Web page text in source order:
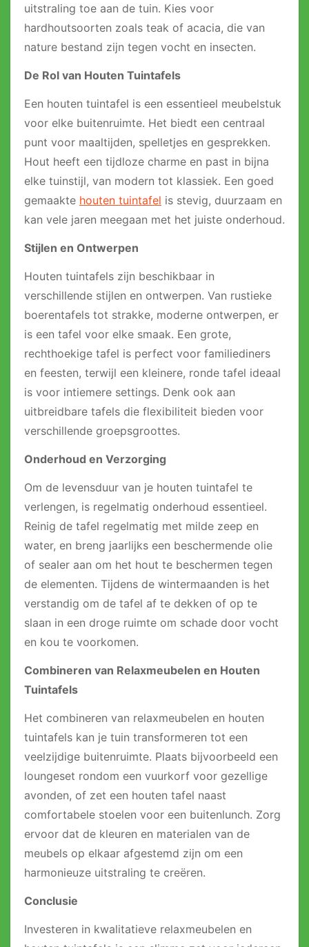
uitstraling toe aan de tuin. Kies voor
hardhoutsoorten zoals teak of acacia, die van
nature bestand zijn tegen vocht en insecten.
De Rol van Houten Tuintafels
Een houten tuintafel is een essentieel meubelstuk
voor elke buitenruimte. Het biedt een centraal
punt voor maaltijden, spelletjes en gesprekken.
Hout heeft een tijdloze charme en past in bijna
elke tuinstijl, van modern tot klassiek. Een goed
gemaakte houten tuintafel is stevig, duurzaam en
kan vele jaren meegaan met het juiste onderhoud.
Stijlen en Ontwerpen
Houten tuintafels zijn beschikbaar in
verschillende stijlen en ontwerpen. Van rustieke
boerentafels tot strakke, moderne ontwerpen, er
is een tafel voor elke smaak. Een grote,
rechthoekige tafel is perfect voor familiediners
en feesten, terwijl een kleinere, ronde tafel ideaal
is voor intiemere settings. Denk ook aan
uitbreidbare tafels die flexibiliteit bieden voor
verschillende groepsgroottes.
Onderhoud en Verzorging
Om de levensduur van je houten tuintafel te
verlengen, is regelmatig onderhoud essentieel.
Reinig de tafel regelmatig met milde zeep en
water, en breng jaarlijks een beschermende olie
of sealer aan om het hout te beschermen tegen
de elementen. Tijdens de wintermaanden is het
verstandig om de tafel af te dekken of op te
slaan in een droge ruimte om schade door vocht
en kou te voorkomen.
Combineren van Relaxmeubelen en Houten
Tuintafels
Het combineren van relaxmeubelen en houten
tuintafels kan je tuin transformeren tot een
veelzijdige buitenruimte. Plaats bijvoorbeeld een
loungeset rondom een vuurkorf voor gezellige
avonden, of zet een houten tafel naast
comfortabele stoelen voor een buitenlunch. Zorg
ervoor dat de kleuren en materialen van de
meubels op elkaar afgestemd zijn om een
harmonieuze uitstraling te creëren.
Conclusie
Investeren in kwalitatieve relaxmeubelen en